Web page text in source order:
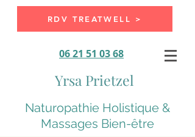
RDV TREATWELL >
06 21 51 03 68
Yrsa Prietzel
Naturopathie Holistique &
Massages Bien-être